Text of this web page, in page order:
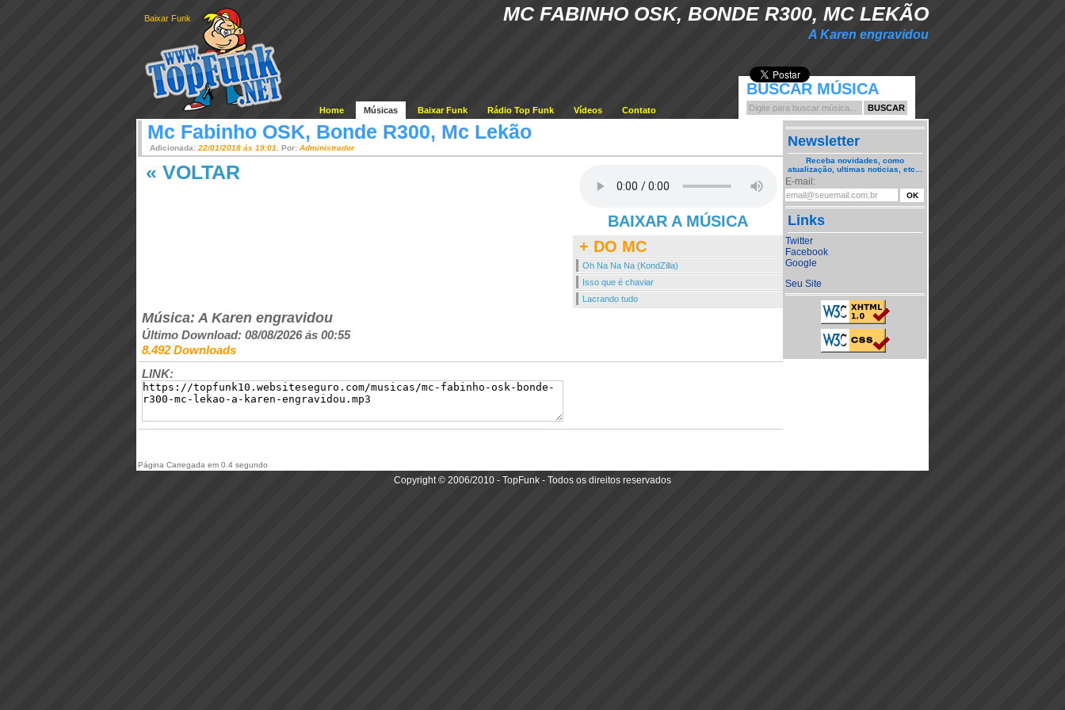
MC FABINHO OSK, BONDE R300, MC LEKÃO
A Karen engravidou
Baixar Funk
Home Músicas Baixar Funk Rádio Top Funk Vídeos Contato
BUSCAR MÚSICA
Mc Fabinho OSK, Bonde R300, Mc Lekão
Adicionada: 22/01/2018 ás 19:01 . Por: Administrador
BAIXAR A MÚSICA
+ DO MC
Oh Na Na Na (KondZilla)
Isso que é chaviar
Lacrando tudo
« VOLTAR
Música: A Karen engravidou
Último Download: 08/08/2026 ás 00:55
8.492 Downloads
LINK:
Newsletter
Receba novidades, como
atualização, ultimas noticias, etc...
E-mail:
Links
Twitter
Facebook
Google
Seu Site
Página Carregada em 0.4 segundo
Copyright © 2006/2010 - TopFunk - Todos os direitos reservados